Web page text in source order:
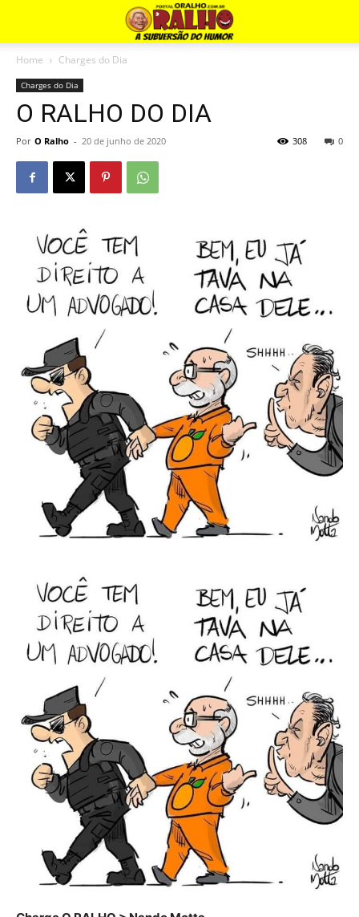
Home Charges do Dia
Charges do Dia
O RALHO DO DIA
Por O Ralho - 20 de junho de 2020 0
308